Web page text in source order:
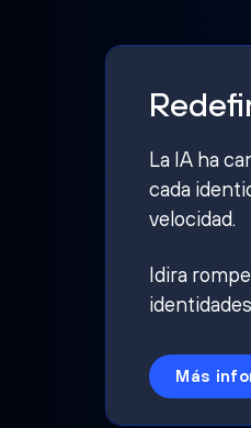
La IA ha
cada
velocidad.
Idira
Más